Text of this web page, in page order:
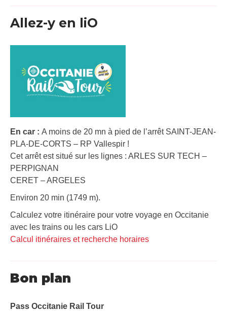
Allez-y en liO
En car : A moins de 20 mn à pied de l’arrêt SAINT-JEAN-
PLA-DE-CORTS – RP Vallespir !
Cet arrêt est situé sur les lignes : ARLES SUR TECH –
PERPIGNAN
CERET – ARGELES
Environ 20 min (1749 m).
Calculez votre itinéraire pour votre voyage en Occitanie
avec les trains ou les cars LiO
Calcul itinéraires et recherche horaires
Bon plan
Pass Occitanie Rail Tour​